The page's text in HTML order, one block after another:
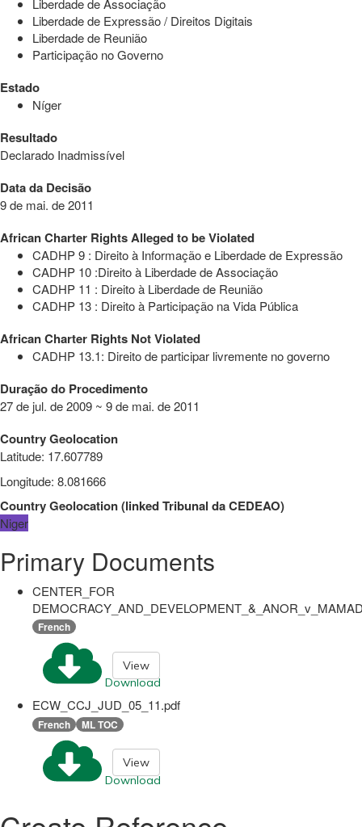
Liberdade de Associação
Liberdade de Expressão / Direitos Digitais
Liberdade de Reunião
Participação no Governo
Estado
Níger
Resultado
Declarado Inadmissível
Data da Decisão
9 de mai. de 2011
African Charter Rights Alleged to be Violated
CADHP 9 : Direito à Informação e Liberdade de Expressão
CADHP 10 :Direito à Liberdade de Associação
CADHP 11 : Direito à Liberdade de Reunião
CADHP 13 : Direito à Participação na Vida Pública
African Charter Rights Not Violated
CADHP 13.1: Direito de participar livremente no governo
Duração do Procedimento
27 de jul. de 2009 ~ 9 de mai. de 2011
Country Geolocation
Latitude: 17.607789
Longitude: 8.081666
Country Geolocation(linkedTribunal da CEDEAO)
Niger
Primary Documents
CENTER_FOR
French
Download
View
ECW_CCJ_JUD_05_11.pdf
French ML TOC
Download
View